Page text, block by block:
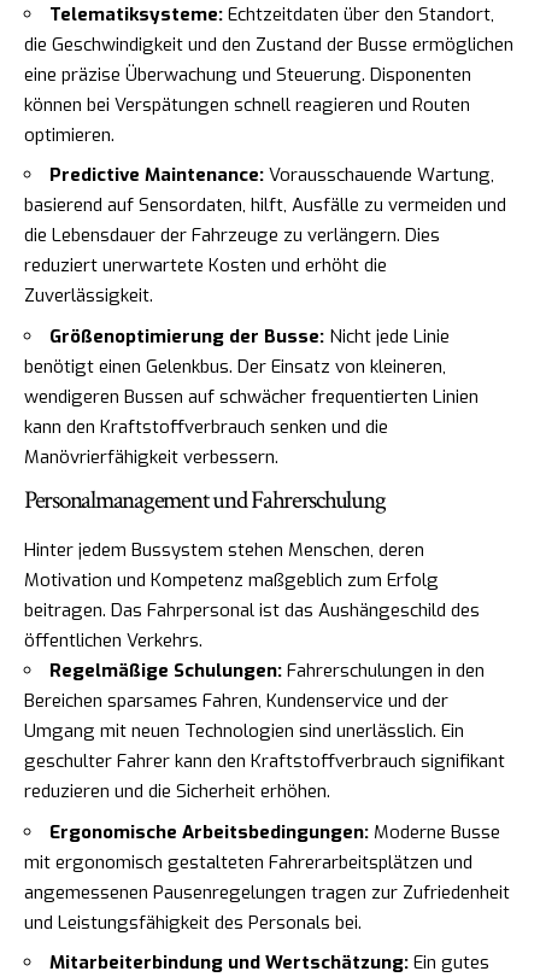
Telematiksysteme: Echtzeitdaten über den Standort,
die Geschwindigkeit und den Zustand der Busse ermöglichen
eine präzise Überwachung und Steuerung. Disponenten
können bei Verspätungen schnell reagieren und Routen
optimieren.
Predictive Maintenance: Vorausschauende Wartung,
basierend auf Sensordaten, hilft, Ausfälle zu vermeiden und
die Lebensdauer der Fahrzeuge zu verlängern. Dies
reduziert unerwartete Kosten und erhöht die
Zuverlässigkeit.
Größenoptimierung der Busse: Nicht jede Linie
benötigt einen Gelenkbus. Der Einsatz von kleineren,
wendigeren Bussen auf schwächer frequentierten Linien
kann den Kraftstoffverbrauch senken und die
Manövrierfähigkeit verbessern.
Personalmanagement und Fahrerschulung
Hinter jedem Bussystem stehen Menschen, deren
Motivation und Kompetenz maßgeblich zum Erfolg
beitragen. Das Fahrpersonal ist das Aushängeschild des
öffentlichen Verkehrs.
Regelmäßige Schulungen: Fahrerschulungen in den
Bereichen sparsames Fahren, Kundenservice und der
Umgang mit neuen Technologien sind unerlässlich. Ein
geschulter Fahrer kann den Kraftstoffverbrauch signifikant
reduzieren und die Sicherheit erhöhen.
Ergonomische Arbeitsbedingungen: Moderne Busse
mit ergonomisch gestalteten Fahrerarbeitsplätzen und
angemessenen Pausenregelungen tragen zur Zufriedenheit
und Leistungsfähigkeit des Personals bei.
Mitarbeiterbindung und Wertschätzung: Ein gutes